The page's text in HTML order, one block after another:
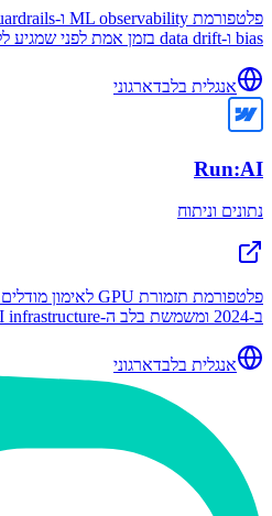
bias ו-data drift בזמן אמת לפני שמגיע ללקוח.
אנגלית בלבדארגוני
Run:AI
נתונים וניתוח
ב-2024 ומשמשת בלב ה-AI infrastructure העולמי.
אנגלית בלבדארגוני